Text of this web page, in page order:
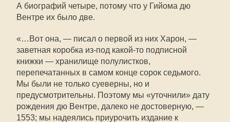
А биографий четыре, потому что у Гийома дю
Вентре их было две.
«…Вот она, — писал о первой из них Харон, —
заветная коробка из-под какой-то подписной
книжки — хранилище полулистков,
перепечатанных в самом конце сорок седьмого.
Мы были не только суеверны, но и
предусмотрительны. Поэтому мы «уточнили» дату
рождения дю Вентре, далеко не достоверную, —
1553; мы надеялись приурочить издание к